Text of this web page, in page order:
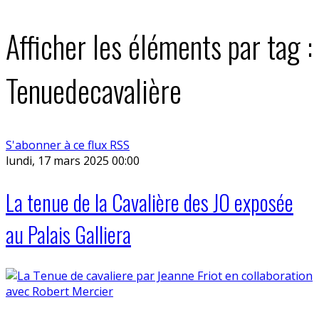
Afficher les éléments par tag :
Tenuedecavalière
S'abonner à ce flux RSS
lundi, 17 mars 2025 00:00
La tenue de la Cavalière des JO exposée
au Palais Galliera